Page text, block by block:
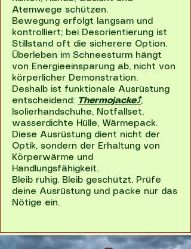
Atemwege schützen.
Bewegung erfolgt langsam und
kontrolliert; bei Desorientierung ist
Stillstand oft die sicherere Option.
Überleben im Schneesturm hängt
von Energieeinsparung ab, nicht von
körperlicher Demonstration.
Deshalb ist funktionale Ausrüstung
entscheidend: Thermojacke⤴,
Isolierhandschuhe, Notfallset,
wasserdichte Hülle, Wärmepack.
Diese Ausrüstung dient nicht der
Optik, sondern der Erhaltung von
Körperwärme und
Handlungsfähigkeit.
Bleib ruhig. Bleib geschützt. Prüfe
deine Ausrüstung und packe nur das
Nötige ein.